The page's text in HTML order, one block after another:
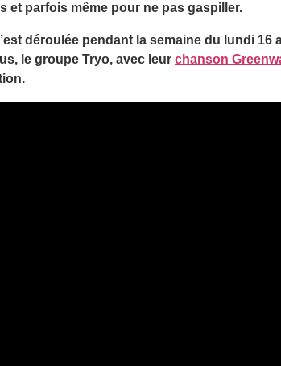
et parfois même pour ne pas gaspiller.
déroulée pendant la semaine du lundi 16
le groupe Tryo, avec leur chanson